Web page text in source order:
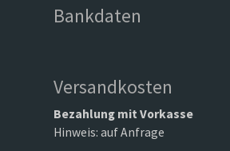
Bankdaten
Versandkosten
Bezahlung mit Vorkasse
Hinweis: auf Anfrage